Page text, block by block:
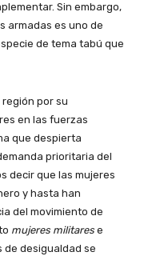
Sin embargo,
armadas es uno de
de tema tabú que
por su
en las fuerzas
que despierta
prioritaria del
decir que las mujeres
y hasta han
del movimiento de
mujeres militares e
desigualdad se